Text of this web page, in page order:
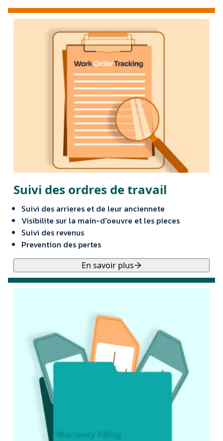
Suivi des ordres de travail
Suivi des arrieres et de leur anciennete
Visibilite sur la main-d'oeuvre et les pieces
Suivi des revenus
Prevention des pertes
En savoir plus